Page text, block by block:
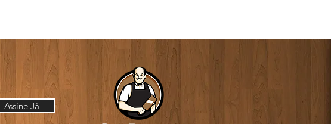
Assine Já